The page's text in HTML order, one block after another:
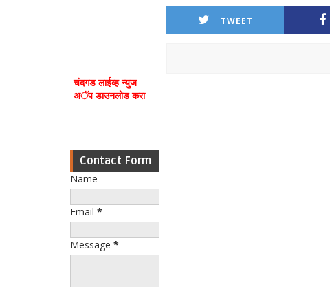
चंदगड लाईव्ह न्युज
अॅप डाउनलोड करा
Contact Form
Name
Email *
Message *
TWEET